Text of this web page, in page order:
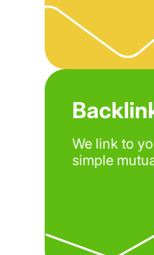
We link to
simple